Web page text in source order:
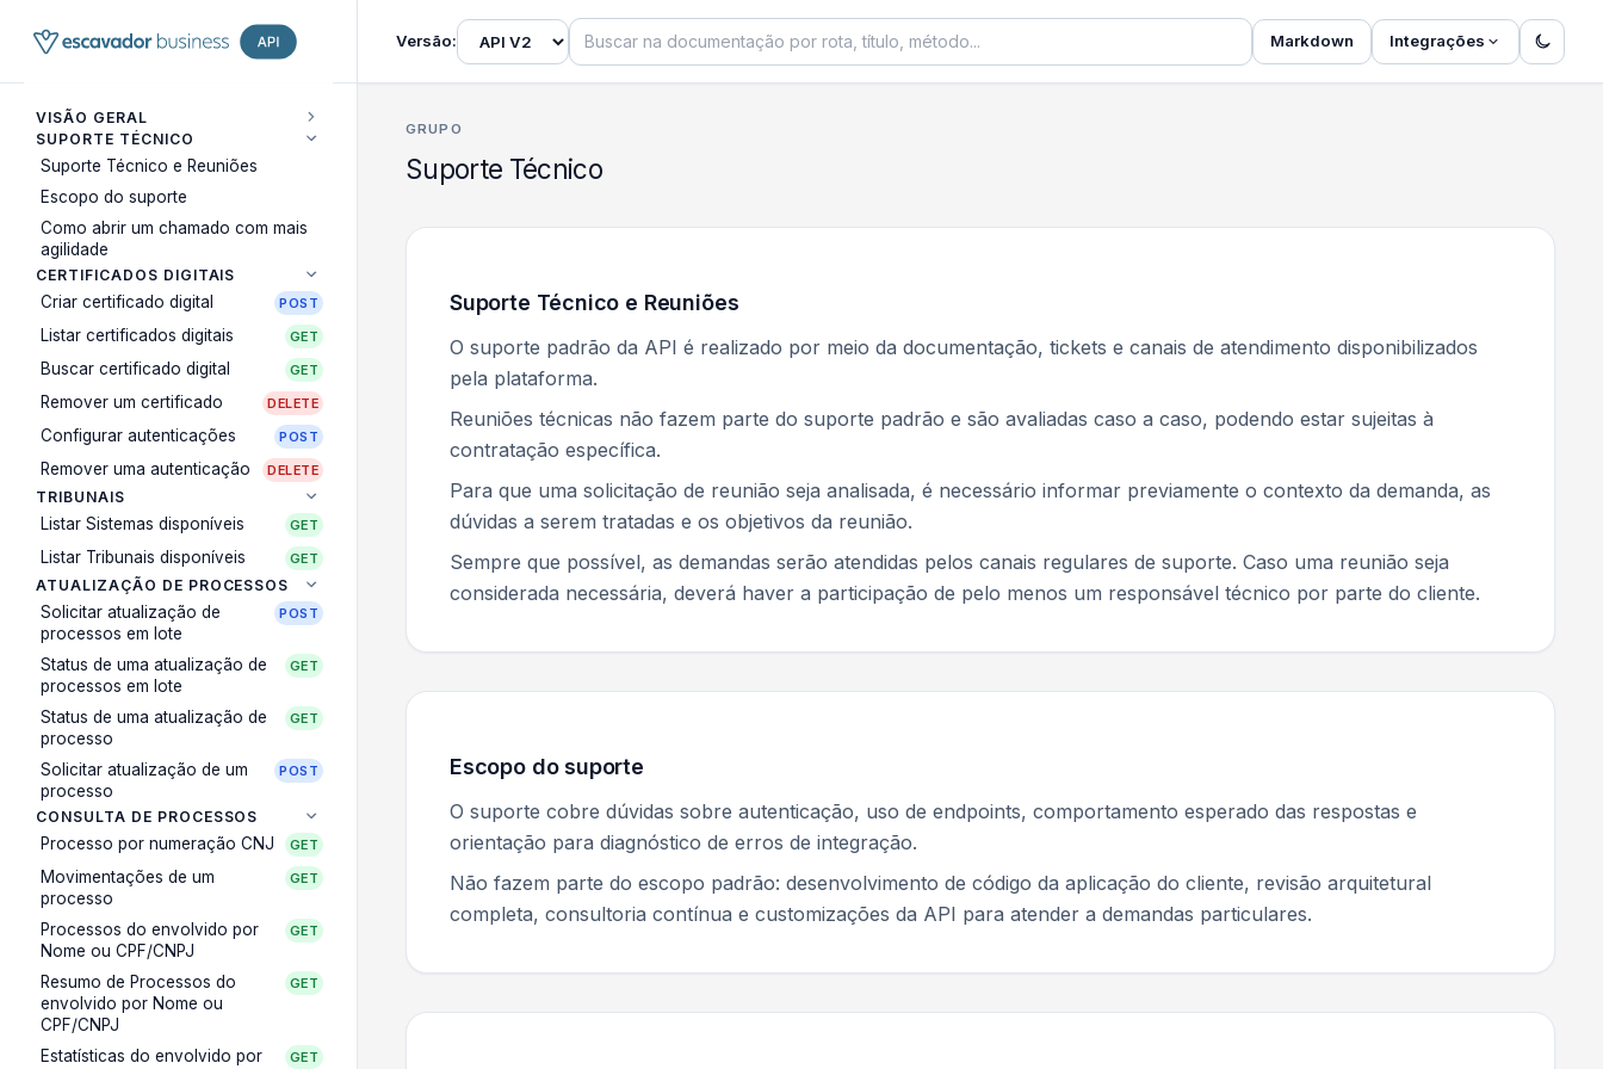
VISÃO GERAL
SUPORTE TÉCNICO
Suporte Técnico e Reuniões
Escopo do suporte
Como abrir um chamado com mais
agilidade
CERTIFICADOS DIGITAIS
Criar certificado digital POST
Listar certificados digitais GET
Buscar certificado digital GET
Remover um certificado DELETE
Configurar autenticações POST
Remover uma autenticação DELETE
TRIBUNAIS
Listar Sistemas disponíveis GET
Listar Tribunais disponíveis GET
ATUALIZAÇÃO DE PROCESSOS
Solicitar atualização de
processos em lote
POST
Status de uma atualização de
processos em lote
GET
Status de uma atualização de
processo
GET
Solicitar atualização de um
processo
POST
CONSULTA DE PROCESSOS
Processo por numeração CNJ GET
Movimentações de um
processo
GET
Processos do envolvido por
Nome ou CPF/CNPJ
GET
Resumo de Processos do
envolvido por Nome ou
CPF/CNPJ
GET
Estatísticas do envolvido por
GET
Versão: Markdown Integrações
Suporte Tecnico - Escavador Business API - Documentação
GRUPO
Suporte Técnico
Suporte Técnico e Reuniões
O suporte padrão da API é realizado por meio da documentação, tickets e canais de atendimento disponibilizados
pela plataforma.
Reuniões técnicas não fazem parte do suporte padrão e são avaliadas caso a caso, podendo estar sujeitas à
contratação específica.
Para que uma solicitação de reunião seja analisada, é necessário informar previamente o contexto da demanda, as
dúvidas a serem tratadas e os objetivos da reunião.
Sempre que possível, as demandas serão atendidas pelos canais regulares de suporte. Caso uma reunião seja
considerada necessária, deverá haver a participação de pelo menos um responsável técnico por parte do cliente.
Escopo do suporte
O suporte cobre dúvidas sobre autenticação, uso de endpoints, comportamento esperado das respostas e
orientação para diagnóstico de erros de integração.
Não fazem parte do escopo padrão: desenvolvimento de código da aplicação do cliente, revisão arquitetural
completa, consultoria contínua e customizações da API para atender a demandas particulares.